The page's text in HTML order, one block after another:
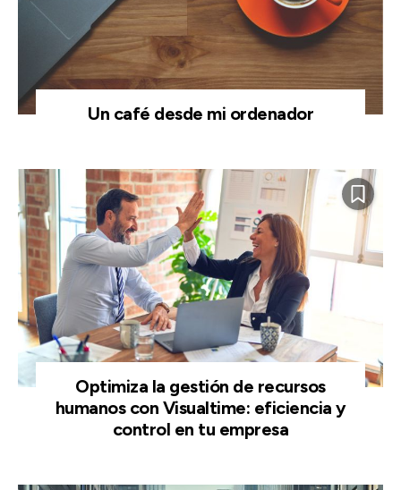
Un café desde mi ordenador
Optimiza la gestión de recursos
humanos con Visualtime: eficiencia y
control en tu empresa